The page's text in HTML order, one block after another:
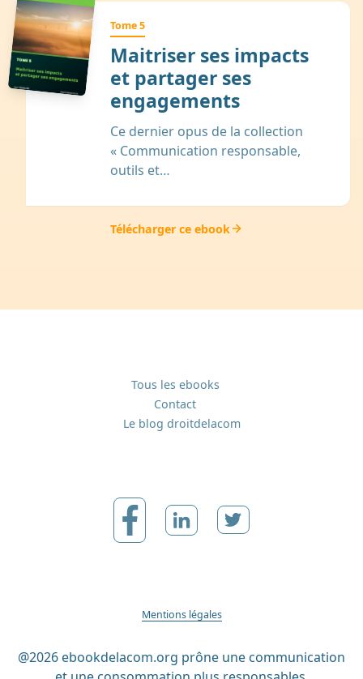
Tome 5
Maitriser ses impacts
et partager ses
engagements
Ce dernier opus de la collection
« Communication responsable,
outils et…
Télécharger ce ebook
Tous les ebooks
Contact
Le blog droitdelacom
Mentions légales
@2026 ebookdelacom.org prône une communication